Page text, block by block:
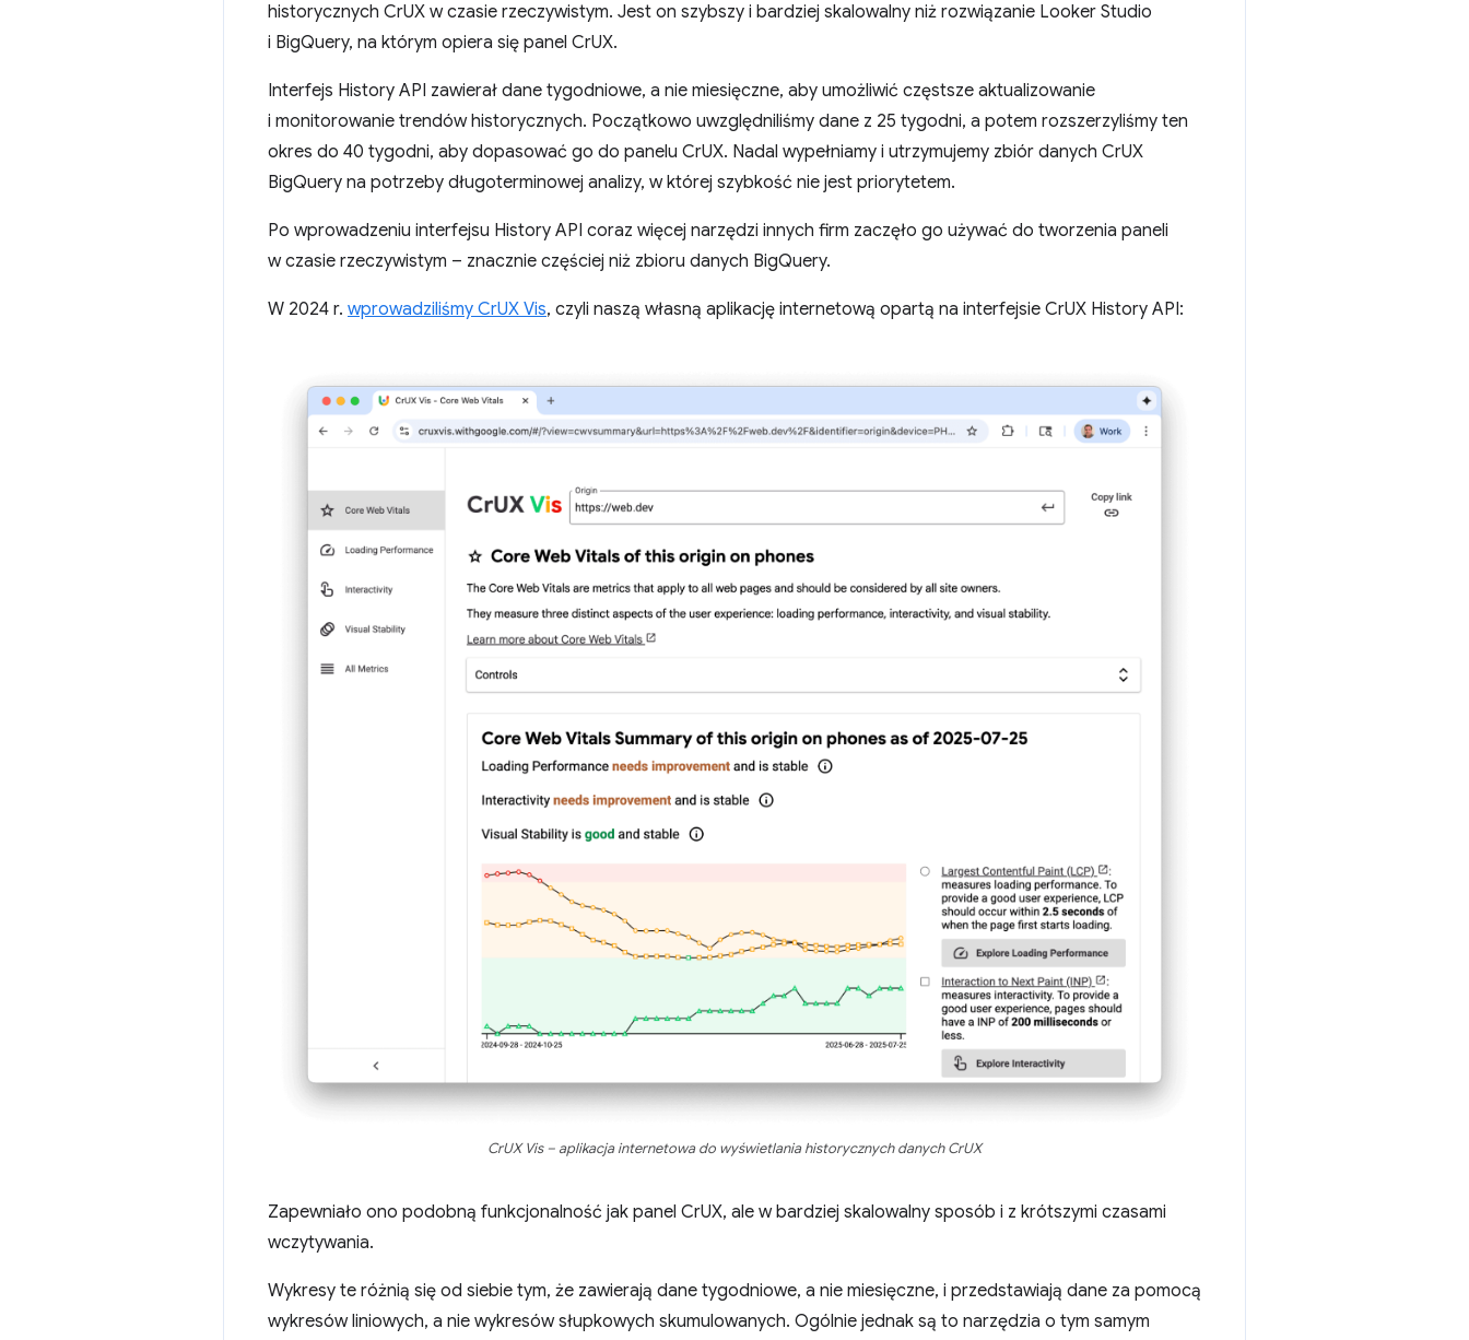
historycznych CrUX w czasie rzeczywistym. Jest on szybszy i bardziej skalowalny niż rozwiązanie Looker Studio
i BigQuery, na którym opiera się panel CrUX.
Interfejs History API zawierał dane tygodniowe, a nie miesięczne, aby umożliwić częstsze aktualizowanie
i monitorowanie trendów historycznych. Początkowo uwzględniliśmy dane z 25 tygodni, a potem rozszerzyliśmy ten
okres do 40 tygodni, aby dopasować go do panelu CrUX. Nadal wypełniamy i utrzymujemy zbiór danych CrUX
BigQuery na potrzeby długoterminowej analizy, w której szybkość nie jest priorytetem.
Po wprowadzeniu interfejsu History API coraz więcej narzędzi innych firm zaczęło go używać do tworzenia paneli
w czasie rzeczywistym – znacznie częściej niż zbioru danych BigQuery.
W 2024 r. wprowadziliśmy CrUX Vis, czyli naszą własną aplikację internetową opartą na interfejsie CrUX History API:
CrUX Vis – aplikacja internetowa do wyświetlania historycznych danych CrUX
Zapewniało ono podobną funkcjonalność jak panel CrUX, ale w bardziej skalowalny sposób i z krótszymi czasami
wczytywania.
Wykresy te różnią się od siebie tym, że zawierają dane tygodniowe, a nie miesięczne, i przedstawiają dane za pomocą
wykresów liniowych, a nie wykresów słupkowych skumulowanych. Ogólnie jednak są to narzędzia o tym samym